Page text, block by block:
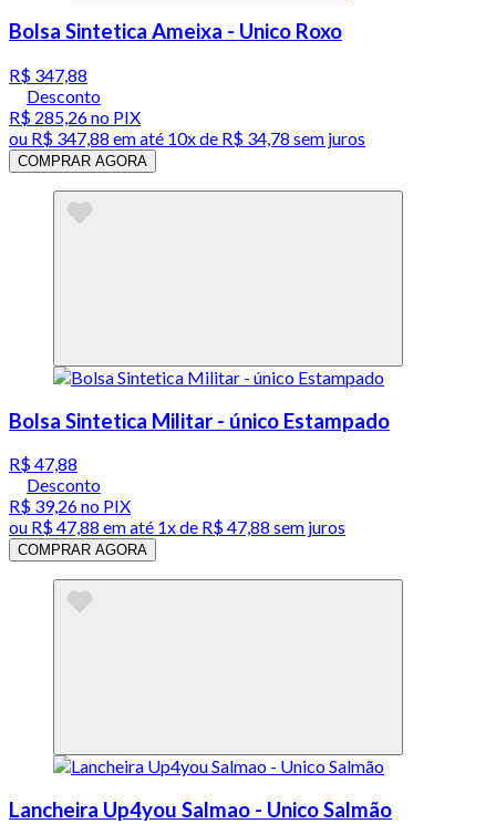
Bolsa Sintetica Ameixa - Unico Roxo
R$ 347,88
Desconto
R$ 285,26no PIX
ou R$ 347,88 em até 10x de R$ 34,78 sem juros
COMPRAR AGORA
Bolsa Sintetica Militar - único Estampado
R$ 47,88
Desconto
R$ 39,26no PIX
ou R$ 47,88 em até 1x de R$ 47,88 sem juros
COMPRAR AGORA
Lancheira Up4you Salmao - Unico Salmão